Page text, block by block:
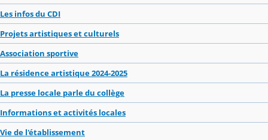
Les infos du CDI
Projets artistiques et culturels
Association sportive
La résidence artistique 2024-2025
La presse locale parle du collège
Informations et activités locales
Vie de l'établissement